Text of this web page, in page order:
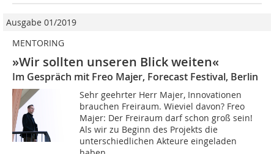
Ausgabe 01/2019
MENTORING
»Wir sollten unseren Blick weiten«
Im Gespräch mit Freo Majer, Forecast Festival, Berlin
Sehr geehrter Herr Majer, Innovationen
brauchen Freiraum. Wieviel davon? Freo
Majer: Der Freiraum darf schon groß sein!
Als wir zu Beginn des Projekts die
unterschiedlichen Akteure eingeladen